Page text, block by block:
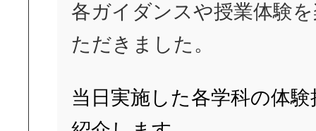
各ガイダンスや授業体験
ただきました。
当日実施した各学科の体